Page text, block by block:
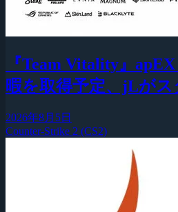
『Team Vitality』
暇を取得予定、jLが
2026年8月5日
Counter-Strike 2 (CS2)